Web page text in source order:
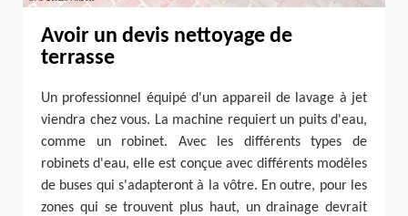
Avoir un devis nettoyage de
terrasse
Un professionnel équipé d'un appareil de lavage à jet
viendra chez vous. La machine requiert un puits d'eau,
comme un robinet. Avec les différents types de
robinets d'eau, elle est conçue avec différents modèles
de buses qui s'adapteront à la vôtre. En outre, pour les
zones qui se trouvent plus haut, un drainage devrait